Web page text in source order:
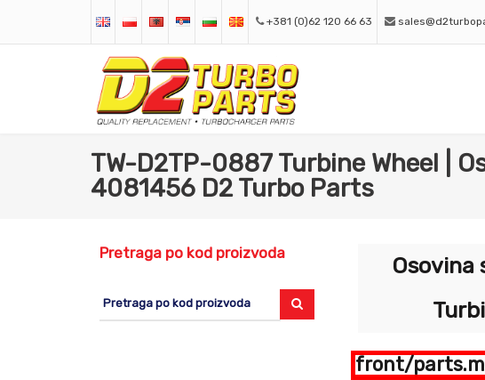
+381 (0)62 120 66 63
TW-D2TP-0887 Turbine Wheel |
4081456 D2 Turbo Parts
Pretraga po kod proizvoda
Osovina
front/